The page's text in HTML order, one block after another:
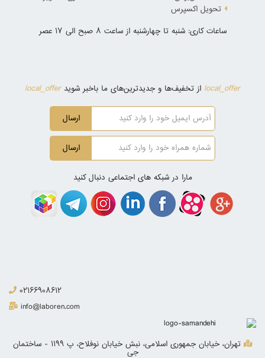
تحویل اکسپرس
ساعات کاری: شنبه تا چهارشنبه از ساعت 8 صبح الی 17 عصر
local_offer از تخفیف‌ها و جدیدترین‌های ما باخبر شویدlocal_offer
ارسال
ارسال
مارا در شبکه های اجتماعی دنبال کنید
02166908612
info@laboren.com
تهران، خیابان جمهوری اسلامی، نبش خیابان نوفلاح، پ 1199 - ساختمان
جی